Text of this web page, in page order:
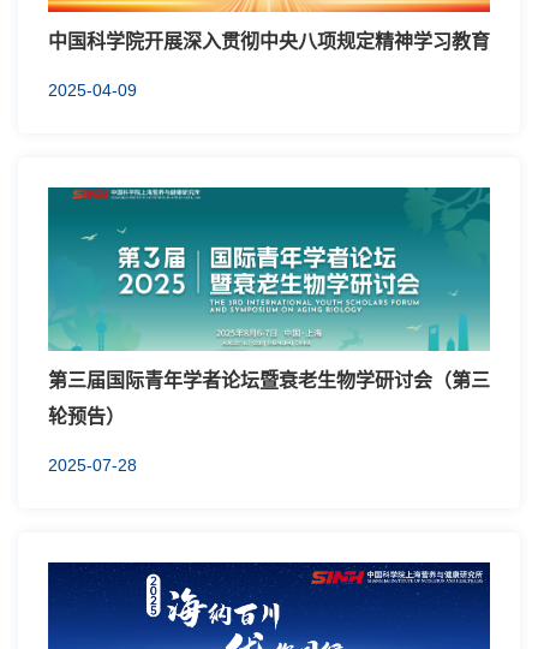
中国科学院开展深入贯彻中央八项规定精神学习教育
2025-04-09
第三届国际青年学者论坛暨衰老生物学研讨会（第三
轮预告）
2025-07-28